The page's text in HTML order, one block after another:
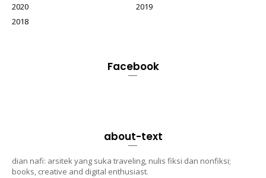
2020
2019
2018
Facebook
about-text
dian nafi: arsitek yang suka traveling, nulis fiksi dan nonfiksi;
books, creative and digital enthusiast.